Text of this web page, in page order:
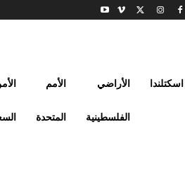
اسكتلندا الأراضي
الفلسطينية
الأمم
المتحدة